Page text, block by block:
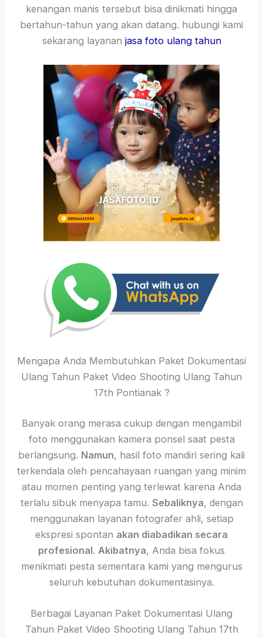
kenangan manis tersebut bisa dinikmati hingga
bertahun-tahun yang akan datang. hubungi kami
sekarang layanan jasa foto ulang tahun
Mengapa Anda Membutuhkan Paket Dokumentasi
Ulang Tahun Paket Video Shooting Ulang Tahun
17th Pontianak ?
Banyak orang merasa cukup dengan mengambil
foto menggunakan kamera ponsel saat pesta
berlangsung. Namun, hasil foto mandiri sering kali
terkendala oleh pencahayaan ruangan yang minim
atau momen penting yang terlewat karena Anda
terlalu sibuk menyapa tamu. Sebaliknya, dengan
menggunakan layanan fotografer ahli, setiap
ekspresi spontan akan diabadikan secara
profesional. Akibatnya, Anda bisa fokus
menikmati pesta sementara kami yang mengurus
seluruh kebutuhan dokumentasinya.
Berbagai Layanan Paket Dokumentasi Ulang
Tahun Paket Video Shooting Ulang Tahun 17th